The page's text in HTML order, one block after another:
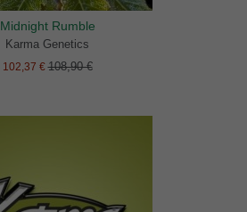
Midnight Rumble
Karma Genetics
102,37 €108,90 €